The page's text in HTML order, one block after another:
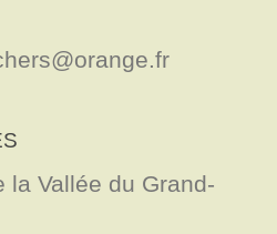
la Vallée du Grand-